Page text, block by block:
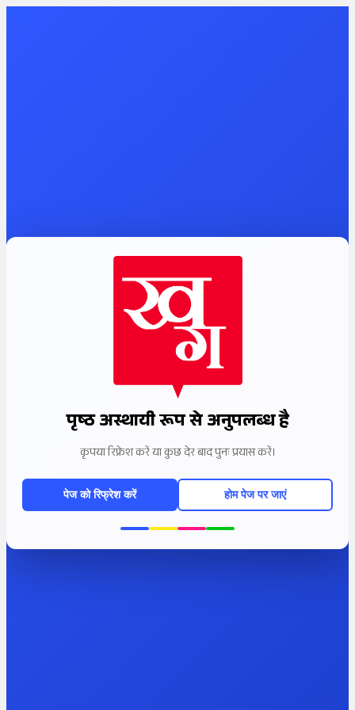
पृष्ठ अस्थायी रूप से अनुपलब्ध है
कृपया रिफ्रेश करें या कुछ देर बाद पुनः प्रयास करें।
पेज को रिफ्रेश करें होम पेज पर जाएं